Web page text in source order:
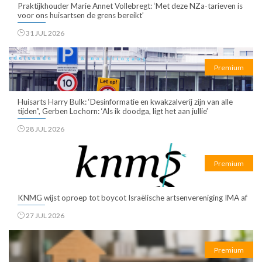
Praktijkhouder Marie Annet Vollebregt: ‘Met deze NZa-tarieven is
voor ons huisartsen de grens bereikt’
31 JUL 2026
Premium
Huisarts Harry Bulk: ‘Desinformatie en kwakzalverij zijn van alle
tijden”, Gerben Lochorn: ‘Als ik doodga, ligt het aan jullie’
28 JUL 2026
Premium
KNMG wijst oproep tot boycot Israëlische artsenvereniging IMA af
27 JUL 2026
Premium